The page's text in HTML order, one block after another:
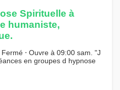
Spirituelle à
humaniste,
⋅ Ouvre à 09:00 sam. "J
en groupes d hypnose